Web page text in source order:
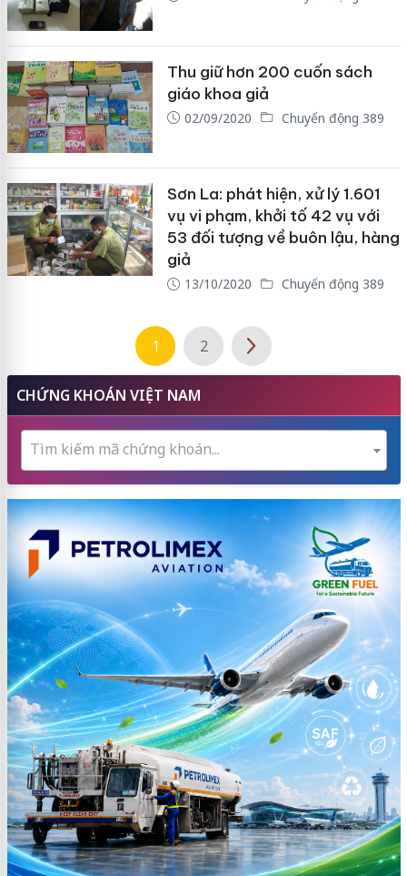
Thu giữ hơn 200 cuốn sách
giáo khoa giả
02/09/2020 Chuyển động 389
Sơn La: phát hiện, xử lý 1.601
vụ vi phạm, khởi tố 42 vụ với
53 đối tượng về buôn lậu, hàng
giả
13/10/2020 Chuyển động 389
1 2
CHỨNG KHOÁN VIỆT NAM
Tìm kiếm mã chứng khoán...